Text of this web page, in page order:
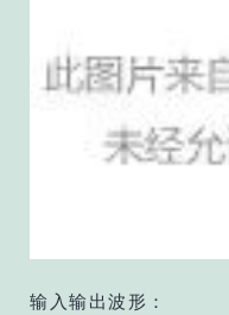
输入输出波形：